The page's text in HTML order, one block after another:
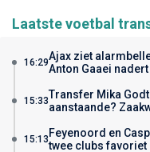
Laatste voetbal
16:29Ajax ziet
Anton Gaaei
15:33Transfer Mika
aanstaande?
15:13 Feyenoord en
twee clubs favoriet